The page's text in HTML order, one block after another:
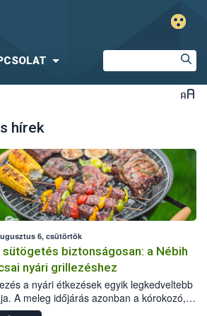
hírek
6, csütörtök
sütögetés biztonságosan: a Nébih
nyári grillezéshez
a nyári étkezések egyik legkedveltebb
A meleg időjárás azonban a kórokozó,
okozó baktériumok gyorsabb